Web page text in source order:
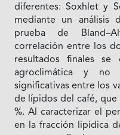
diferentes: Soxhlet y
mediante un análisis
prueba de
correlación entre los
resultados finales se
agroclimática y no
significativas entre los
de lípidos del café, que
%. Al caracterizar el
en la fracción lipídica